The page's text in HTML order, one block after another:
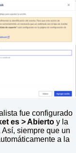
fue configurado
es > Abierto y la
siempre que un
a la